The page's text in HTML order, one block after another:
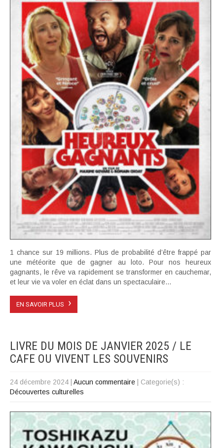
1 chance sur 19 millions. Plus de probabilité d’être frappé par
une météorite que de gagner au loto. Pour nos heureux
gagnants, le rêve va rapidement se transformer en cauchemar,
et leur vie va voler en éclat dans un spectaculaire...
EN SAVOIR PLUS ›
LIVRE DU MOIS DE JANVIER 2025 / LE
CAFE OU VIVENT LES SOUVENIRS
24 décembre 2024 Aucun commentaire
| Categorie(s) :
Découvertes culturelles